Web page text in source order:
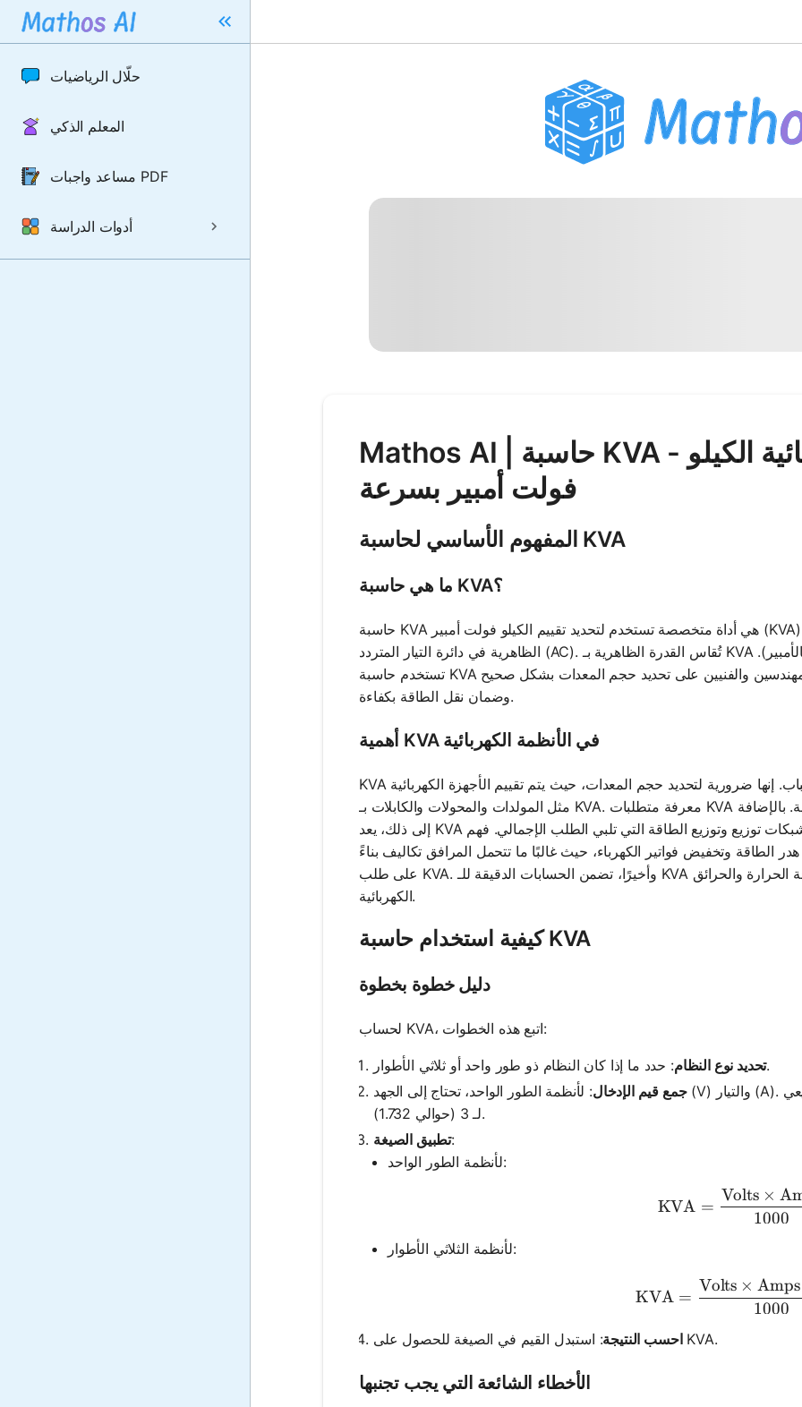
حلّال الرياضيات
المعلم الذكي
مساعد واجبات PDF
أدوات الدراسة
Mathos AI | حاسبة KVA - احسب الوحدات الكهربائية الكيلو
فولت أمبير بسرعة
المفهوم الأساسي لحاسبة KVA
ما هي حاسبة KVA؟
حاسبة KVA هي أداة متخصصة تستخدم لتحديد تقييم الكيلو فولت أمبير (KVA) للأنظمة الكهربائية. هذا التقييم مهم لفهم القدرة
الظاهرية في دائرة التيار المتردد (AC). تُقاس القدرة الظاهرية بـ KVA وهي ناتج الفولطية (بالكيلو فولت) والتيار (بالأمبير).
تستخدم حاسبة KVA الصيغ الرياضية لحساب هذه القيمة، مما يساعد المهندسين والفنيين على تحديد حجم المعدات بشكل صحيح
وضمان نقل الطاقة بكفاءة.
أهمية KVA في الأنظمة الكهربائية
KVA هو معلمة أساسية في الأنظمة الكهربائية لعدة أسباب. إنها ضرورية لتحديد حجم المعدات، حيث يتم تقييم الأجهزة الكهربائية
مثل المولدات والمحولات والكابلات بـ KVA. معرفة متطلبات KVA يساعد على منع التحميل الزائد والأضرار المحتملة. بالإضافة
إلى ذلك، يعد KVA ضروريًا لتخطيط النظام، مما يسمح بتصميم شبكات توزيع وتوزيع الطاقة التي تلبي الطلب الإجمالي. فهم KVA
وتخفيض فواتير الكهرباء، حيث غالبًا ما تتحمل المرافق تكاليف بناءً
على طلب KVA. وأخيرًا، تضمن الحسابات الدقيقة للـ KVA السلامة من خلال منع المخاطر مثل ارتفاع درجة الحرارة والحرائق
الكهربائية.
كيفية استخدام حاسبة KVA
دليل خطوة بخطوة
لحساب KVA، اتبع هذه الخطوات:
تحديد نوع النظام: حدد ما إذا كان النظام ذو طور واحد أو ثلاثي الأطوار.
جمع قيم الإدخال: لأنظمة الطور الواحد، تحتاج إلى الجهد (V) والتيار (A). لأنظمة الثلاثي الأطوار، تحتاج أيضًا إلى الجذر التربيعي
لـ 3 (حوالي 1.732).
تطبيق الصيغة:
لأنظمة الطور الواحد:
KVA =
1000
Volts ×
لأنظمة الثلاثي الأطوار:
KVA =
1000
Volts × Amps
احسب النتيجة: استبدل القيم في الصيغة للحصول على KVA.
الأخطاء الشائعة التي يجب تجنبها